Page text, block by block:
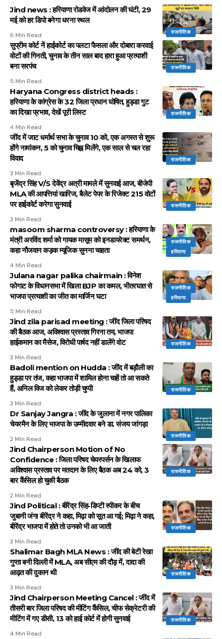
राजनीतिक
Jind news : हरियाणा रोडवेज में आंदोलन की घंटी, 29
मई को हर डिपो बनेगा धरना स्थल
6 Min Read
राजनीतिक
सुप्रीम कोर्ट नें हाईकोर्ट का पलटा फैसला और दोबारा करवाई
वोटों की गिनती, चुनाव के तीन साल बाद हारा हुआ प्रत्याशी
बना सरपंच
5 Min Read
राजनीतिक
Haryana Congress district heads :
हरियाणा के कांग्रेस के 32 जिला प्रधान घोषित, हुड्डा गुट
का दिखा प्रभाव, देखें पूरी लिस्ट
4 Min Read
राजनीतिक
जींद में जाट धर्मार्थ सभा के चुनाव 10 को, एक अगस्त से शुरू
होंगे नामांकन, 5 को चुनाव चिह्न मिलेंगे, एक साल से चल रहा
विवाद
3 Min Read
राजनीतिक
बृजेंद्र सिंह V/S देवेंद्र अत्री मामले में सुनवाई आज, बीजेपी
MLA की आपत्तियां खारिज, बैलेट पेपर के रिजेक्ट 215 वोटों
पर हाईकोर्ट करेगा सुनवाई
3 Min Read
राजनीतिक
हरियाणा
masoom sharma controversy : हरियाणा के
मंत्री अरविंद शर्मा को गायक मासूम को इनडायरेक्ट समर्थन,
कहा नौजवान कड़क म्यूजिक सुनना चाहता
4 Min Read
राजनीतिक
हरियाणा
Julana nagar palika chairmain : विनेश
फोगाट के विधानसभा में खिला BJP का कमल, भीतरघात से
भाजपा प्रत्याशी का जीत का मार्जिन घटा
5 Min Read
राजनीतिक
Jind zila parisad meeting : जींद जिला परिषद
की बैठक आज, अविश्वास प्रस्ताव गिरना तय, भाजपा
हाईकमान का मैसेज, विरोधी पार्षद नहीं डालेंगे वोट
3 Min Read
राजनीतिक
Badoli mention on Hudda : जींद में बड़ौली का
हुड्डा पर तंज, कहा भाजपा में शामिल होना चाहें तो आ सकते
हैं, अनिल विज को लेकर तोड़ी चुप्पी
3 Min Read
राजनीतिक
Dr Sanjay Jangra : जींद के जुलाना में नगर पालिका
चेयरमैन के लिए भाजपा के उम्मीदवार बने डा. संजय जांगड़ा
2 Min Read
राजनीतिक
Jind Chairperson Motion of No
Confidence : जिला परिषद चेयरपर्सन के खिलाफ
अविश्वास प्रस्ताव पर मतदान के लिए बैठक अब 24 को, 3
बार कैंसिल हो चुकी बैठक
2 Min Read
राजनीतिक
Jind Political : बीरेंद्र सिंह-डिप्टी स्पीकर के बीच
जुबानी जंग! बीरेंद्र ने कहा, मिढ़ा को सूत आ गई; मिढ़ा ने कहा,
बीरेंद्र भाजपा में होते तो उनको भी आ जाती
3 Min Read
राजनीतिक
Shalimar Bagh MLA News : जींद की बेटी रेखा
गुप्ता बनी दिल्ली में MLA, अब सीएम की दौड़ में, दादा की
आढ़त की दुकान थी
3 Min Read
राजनीतिक
Jind Chairperson Meeting Cancel : जींद में
तीसरी बार जिला परिषद की मीटिंग कैंसिल, चीफ सेक्रेटरी की
मीटिंग में गए डीसी, 13 को हाई कोर्ट में होगी सुनवाई
4 Min Read